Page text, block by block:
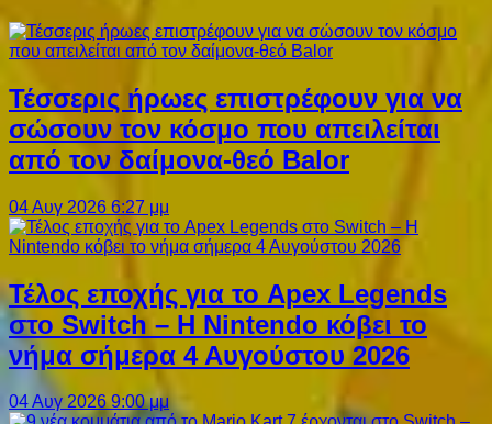
Τέσσερις ήρωες επιστρέφουν για να
σώσουν τον κόσμο που απειλείται
από τον δαίμονα-θεό Balor
04 Αυγ 2026 6:27 μμ
Τέλος εποχής για το Apex Legends
στο Switch – Η Nintendo κόβει το
νήμα σήμερα 4 Αυγούστου 2026
04 Αυγ 2026 9:00 μμ